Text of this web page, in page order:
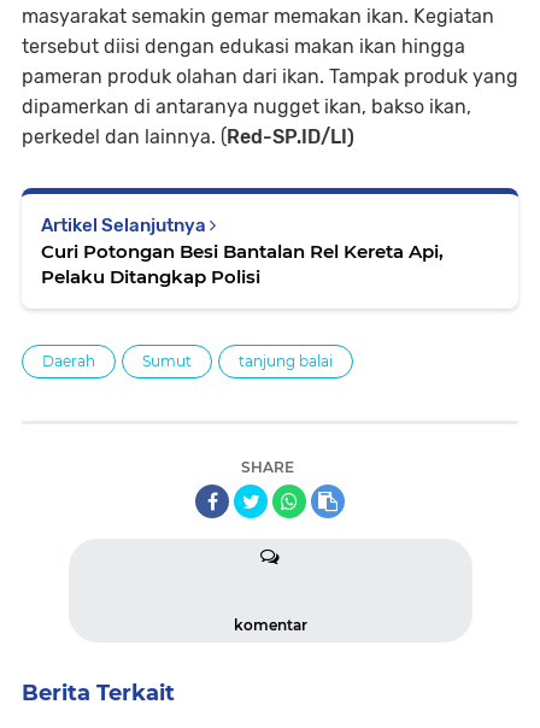
masyarakat semakin gemar memakan ikan. Kegiatan
tersebut diisi dengan edukasi makan ikan hingga
pameran produk olahan dari ikan. Tampak produk yang
dipamerkan di antaranya nugget ikan, bakso ikan,
perkedel dan lainnya. (Red-SP.ID/LI)
Artikel Selanjutnya
Curi Potongan Besi Bantalan Rel Kereta Api,
Pelaku Ditangkap Polisi
Daerah Sumut tanjung balai
SHARE
komentar
Berita Terkait